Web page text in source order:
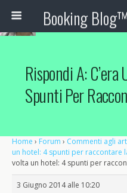
Rispondi A:
Spunti Per
Home › Forum › Commenti agli
un hotel: 4 spunti per raccontare
volta un hotel: 4 spunti per
3 Giugno 2014 alle 10:20